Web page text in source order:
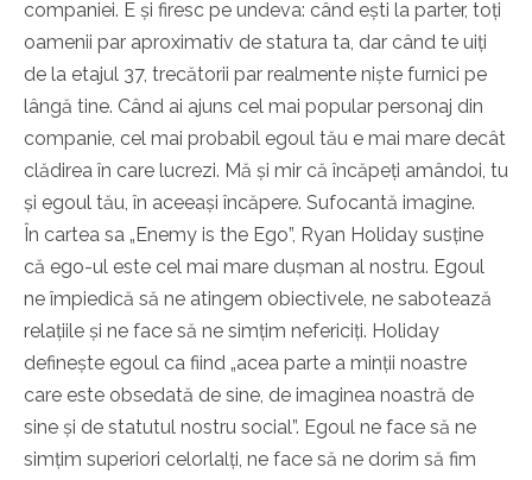
companiei. E și firesc pe undeva: când ești la parter, toți
oamenii par aproximativ de statura ta, dar când te uiți
de la etajul 37, trecătorii par realmente niște furnici pe
lângă tine. Când ai ajuns cel mai popular personaj din
companie, cel mai probabil egoul tău e mai mare decât
clădirea în care lucrezi. Mă și mir că încăpeți amândoi, tu
și egoul tău, în aceeași încăpere. Sufocantă imagine.
În cartea sa „Enemy is the Ego”, Ryan Holiday susține
că ego-ul este cel mai mare dușman al nostru. Egoul
ne împiedică să ne atingem obiectivele, ne sabotează
relațiile și ne face să ne simțim nefericiți. Holiday
definește egoul ca fiind „acea parte a minții noastre
care este obsedată de sine, de imaginea noastră de
sine și de statutul nostru social”. Egoul ne face să ne
simțim superiori celorlalți, ne face să ne dorim să fim